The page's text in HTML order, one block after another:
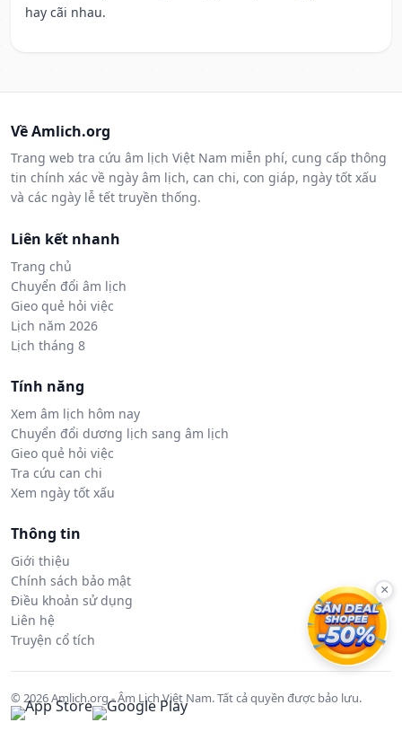
hay cãi nhau.
Về Amlich.org
Trang web tra cứu âm lịch Việt Nam miễn phí, cung cấp thông
tin chính xác về ngày âm lịch, can chi, con giáp, ngày tốt xấu
và các ngày lễ tết truyền thống.
Liên kết nhanh
Trang chủ
Chuyển đổi âm lịch
Gieo quẻ hỏi việc
Lịch năm 2026
Lịch tháng 8
Tính năng
Xem âm lịch hôm nay
Chuyển đổi dương lịch sang âm lịch
Gieo quẻ hỏi việc
Tra cứu can chi
Xem ngày tốt xấu
Thông tin
Giới thiệu
Chính sách bảo mật
Điều khoản sử dụng
Liên hệ
Truyện cổ tích
© 2026 Amlich.org - Âm Lịch Việt Nam. Tất cả quyền được bảo lưu.
×